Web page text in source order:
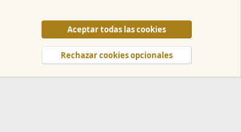
Política de privacidad Ayuda Inicio
R
Aceptar todas las cookies
Rechazar cookies opcionales